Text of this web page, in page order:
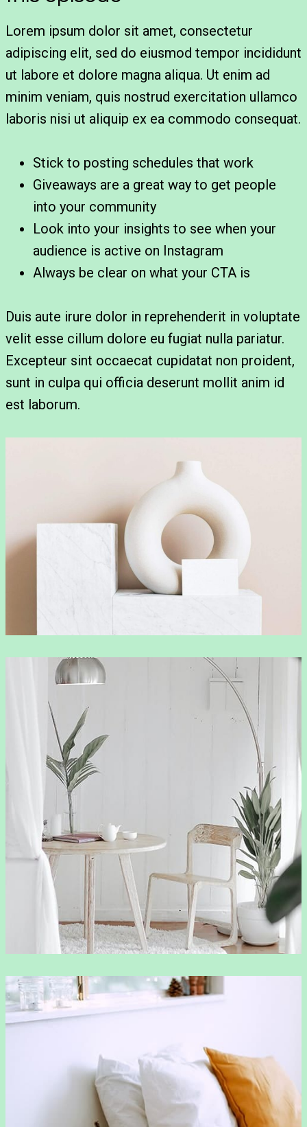
Lorem ipsum dolor sit amet, consectetur
adipiscing elit, sed do eiusmod tempor incididunt
ut labore et dolore magna aliqua. Ut enim ad
minim veniam, quis nostrud exercitation ullamco
laboris nisi ut aliquip ex ea commodo consequat.
Stick to posting schedules that work
Giveaways are a great way to get people
into your community
Look into your insights to see when your
audience is active on Instagram
Always be clear on what your CTA is
Duis aute irure dolor in reprehenderit in voluptate
velit esse cillum dolore eu fugiat nulla pariatur.
Excepteur sint occaecat cupidatat non proident,
sunt in culpa qui officia deserunt mollit anim id
est laborum.